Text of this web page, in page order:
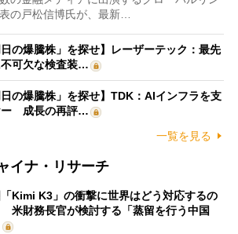
の戸松信博氏が、最新…
日の爆騰株」を探せ】レーザーテック：最先
可欠な検査装…
日の爆騰株」を探せ】TDK：AIインフラを支
ー 成長の再評…
一覧を見る
イナ・リサーチ
Kimi K3」の衝撃に世界はどう対応するの
米財務長官が検討する「蒸留を行う中国